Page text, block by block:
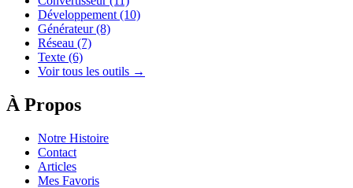
Développement (10)
Générateur(8)
Réseau (7)
Texte (6)
Voir tous les outils →
À Propos
Notre Histoire
Contact
Articles
Mes Favoris